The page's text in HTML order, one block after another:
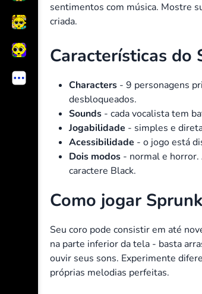
sentimentos com música. Mostre
criada.
Características do
Characters - 9 personagens
desbloqueados.
Sounds - cada vocalista tem
Jogabilidade - simples e
Acessibilidade - o jogo está
Dois modos - normal e horror.
caractere Black.
Como jogar
Seu coro pode consistir em até
na parte inferior da tela - basta
ouvir seus sons. Experimente
próprias melodias perfeitas.